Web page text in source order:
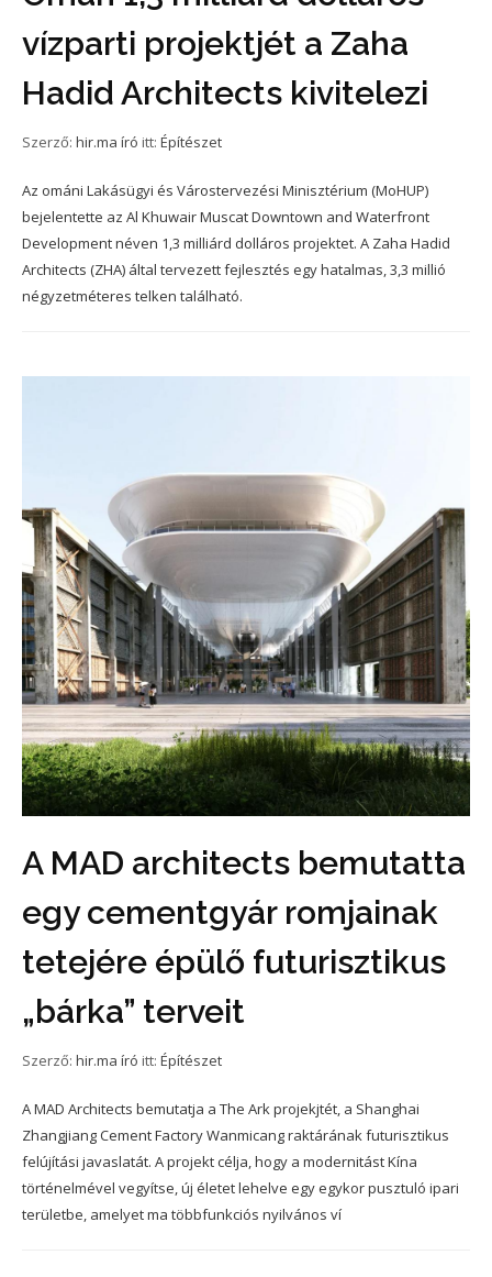
vízparti projektjét a Zaha
Hadid Architects kivitelezi
Szerző: hir.ma író itt: Építészet
Az ománi Lakásügyi és Várostervezési Minisztérium (MoHUP)
bejelentette az Al Khuwair Muscat Downtown and Waterfront
Development néven 1,3 milliárd dolláros projektet. A Zaha Hadid
Architects (ZHA) által tervezett fejlesztés egy hatalmas, 3,3 millió
négyzetméteres telken található.
A MAD architects bemutatta
egy cementgyár romjainak
tetejére épülő futurisztikus
„bárka” terveit
Szerző: hir.ma író itt: Építészet
A MAD Architects bemutatja a The Ark projekjtét, a Shanghai
Zhangjiang Cement Factory Wanmicang raktárának futurisztikus
felújítási javaslatát. A projekt célja, hogy a modernitást Kína
történelmével vegyítse, új életet lehelve egy egykor pusztuló ipari
területbe, amelyet ma többfunkciós nyilvános ví